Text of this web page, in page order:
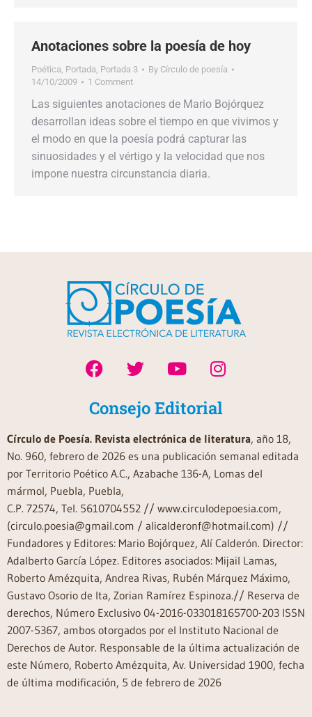
Anotaciones sobre la poesía de hoy
Poética, Portada, Portada 3 By Círculo de poesía
14/10/2009
1 Comment
Las siguientes anotaciones de Mario Bojórquez
desarrollan ideas sobre el tiempo en que vivimos y
el modo en que la poesía podrá capturar las
sinuosidades y el vértigo y la velocidad que nos
impone nuestra circunstancia diaria.
Consejo Editorial
Círculo de Poesía. Revista electrónica de literatura, año 18,
No. 960, febrero de 2026 es una publicación semanal editada
por Territorio Poético A.C., Azabache 136-A, Lomas del
mármol, Puebla, Puebla,
C.P. 72574, Tel. 5610704552 // www.circulodepoesia.com,
(circulo.poesia@gmail.com / alicalderonf@hotmail.com) //
Fundadores y Editores: Mario Bojórquez, Alí Calderón. Director:
Adalberto García López. Editores asociados: Mijail Lamas,
Roberto Amézquita, Andrea Rivas, Rubén Márquez Máximo,
Gustavo Osorio de Ita, Zorian Ramírez Espinoza.// Reserva de
derechos, Número Exclusivo 04-2016-033018165700-203 ISSN
2007-5367, ambos otorgados por el Instituto Nacional de
Derechos de Autor. Responsable de la última actualización de
este Número, Roberto Amézquita, Av. Universidad 1900, fecha
de última modificación, 5 de febrero de 2026